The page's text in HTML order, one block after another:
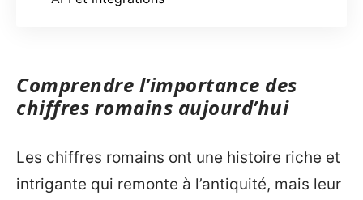
Comprendre l’importance des
chiffres romains aujourd’hui
Les chiffres romains ont une histoire riche et
intrigante qui remonte à l’antiquité, mais leur